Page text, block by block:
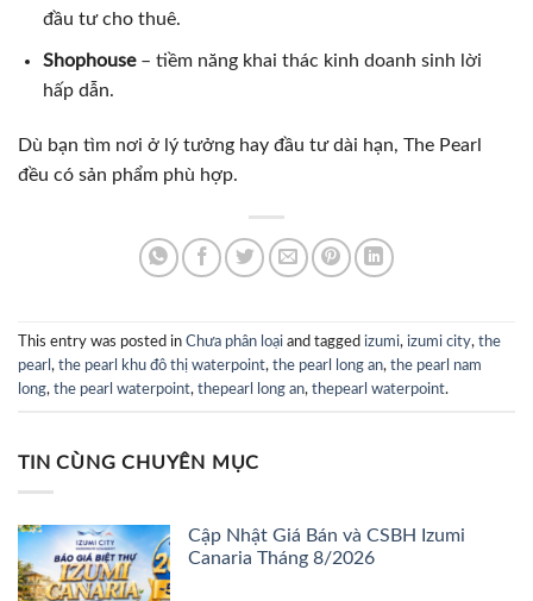
đầu tư cho thuê.
Shophouse– tiềm năng khai thác kinh doanh sinh lời
hấp dẫn.
Dù bạn tìm nơi ở lý tưởng hay đầu tư dài hạn, The Pearl
đều có sản phẩm phù hợp.
This entry was posted in Chưa phân loại and tagged izumi, izumi city, the
pearl , the pearl khu đô thị waterpoint, the pearl long an, the pearl nam
long, the pearl waterpoint, thepearl long an, thepearl waterpoint.
TIN CÙNG CHUYÊN MỤC
Cập Nhật Giá Bán và CSBH Izumi
Canaria Tháng 8/2026